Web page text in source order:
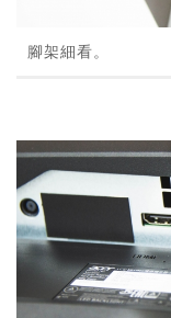
腳架細看。